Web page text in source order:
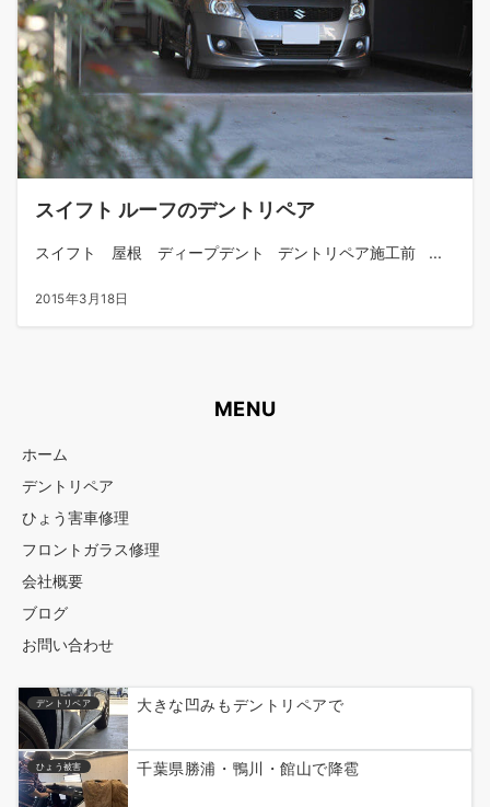
スイフト ルーフのデントリペア
スイフト 屋根 ディープデント デントリペア施工前 ...
2015年3月18日
MENU
ホーム
デントリペア
ひょう害車修理
フロントガラス修理
会社概要
ブログ
お問い合わせ
デントリペア 大きな凹みもデントリペアで
ひょう被害 千葉県勝浦・鴨川・館山で降雹